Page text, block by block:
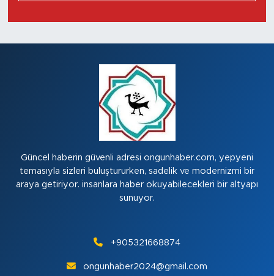
Güncel haberin güvenli adresi ongunhaber.com, yepyeni
temasıyla sizleri buluştururken, sadelik ve modernizmi bir
araya getiriyor. insanlara haber okuyabilecekleri bir altyapı
sunuyor.
+905321668874
ongunhaber2024@gmail.com